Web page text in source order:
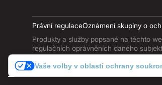
Právní regulaceOznámení skupiny o
Produkty a služby popsané na těchto
regulačních oprávněních daného
Vaše volby v oblasti ochrany